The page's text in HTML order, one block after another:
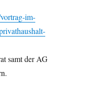
im-
samt der AG